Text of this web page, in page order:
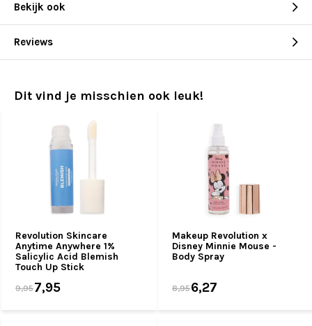
Bekijk ook
Reviews
Dit vind je misschien ook leuk!
Revolution Skincare
Anytime Anywhere 1%
Salicylic Acid Blemish
Touch Up Stick
9,957,95
Makeup Revolution x
Disney Minnie Mouse -
Body Spray
8,956,27